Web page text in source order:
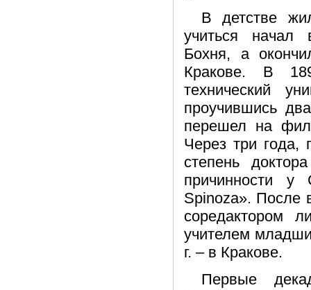
В детстве
учиться начал
Бохня, а
Кракове. В
технический
проучившись
перешел на
Через три года,
степень
причинности
Spinoza». После
соредактором
учителем
г. – в Кракове.
Первые